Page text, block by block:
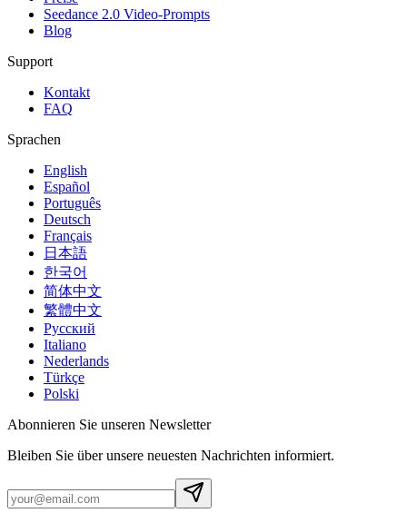
Seedance 2.0 Video-Prompts
Blog
Support
Kontakt
FAQ
Sprachen
English
Español
Português
Deutsch
Français
日本語
한국어
简体中文
繁體中文
Русский
Italiano
Nederlands
Türkçe
Polski
Abonnieren Sie unseren Newsletter
Bleiben Sie über unsere neuesten Nachrichten informiert.